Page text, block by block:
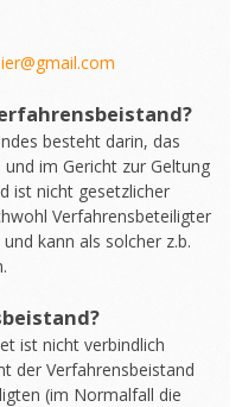
besteht darin, das
im Gericht zur Geltung
ist nicht gesetzlicher
Verfahrensbeteiligter
kann als solcher z.b.
ist nicht verbindlich
der Verfahrensbeistand
(im Normalfall die